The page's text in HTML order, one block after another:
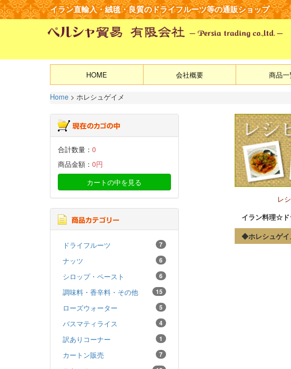
イラン直輸入・絨毯・良質のドライフルーツ等の通販ショップ
HOME 会社概要 商品
Home > ホレシュゲイメ
レ
イラン料理☆ド
◆ホレシュゲイ
合計数量： 0
商品金額： 0円
カートの中を見る
ドライフルーツ 7
ナッツ 6
シロップ・ペースト 6
調味料・香辛料・その他 15
ローズウォーター 5
バスマティライス 4
訳ありコーナー 1
カートン販売 7